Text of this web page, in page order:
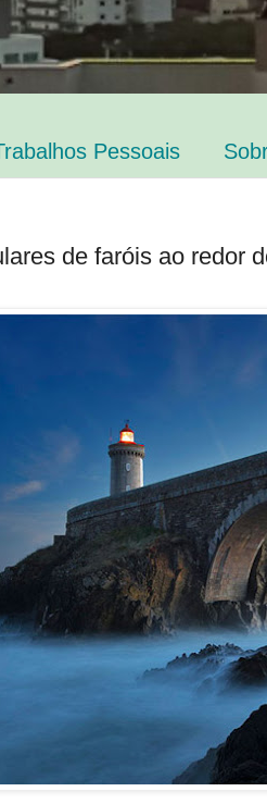
Pessoais
de faróis ao redor